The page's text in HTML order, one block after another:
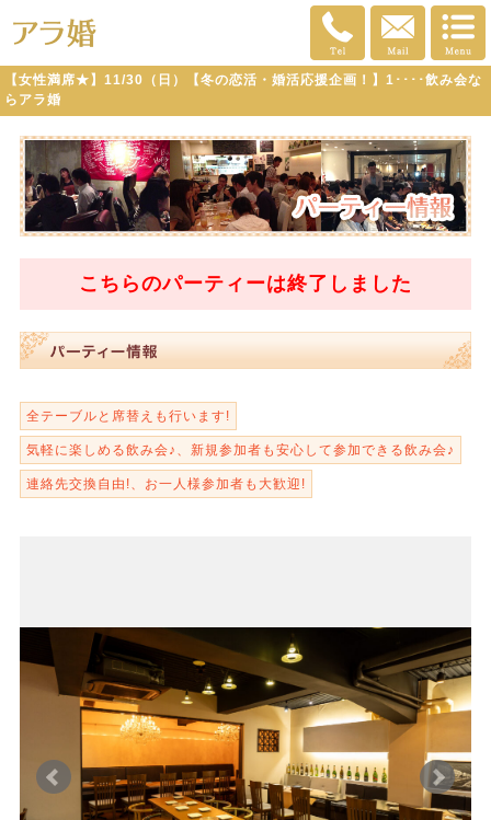
【女性満席★】11/30（日）【冬の恋活・婚活応援企画！】1････飲み会な
らアラ婚
こちらのパーティーは終了 しました
全テーブルと席替えも行います!
気軽に楽しめる飲み会♪、新規参加者も安心して参加できる飲み会♪
連絡先交換自由!、お一人様参加者も大歓迎!